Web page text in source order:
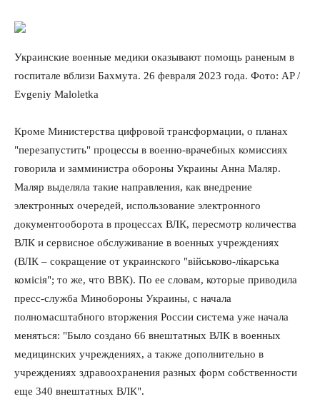
Связаться с нами
Отказ от ответственности
Подписка
Контакты
Украинские военные медики оказывают помощь раненым в
госпитале вблизи Бахмута. 26 февраля 2023 года. Фото: AP /
Evgeniy Maloletka
Кроме Министерства цифровой трансформации, о планах
"перезапустить" процессы в военно-врачебных комиссиях
говорила и замминистра обороны Украины Анна Маляр.
Маляр выделяла такие направления, как внедрение
электронных очередей, использование электронного
документооборота в процессах ВЛК, пересмотр количества
ВЛК и сервисное обслуживание в военных учреждениях
(ВЛК – сокращение от украинского "військово-лікарська
комісія"; то же, что ВВК). По ее словам, которые приводила
пресс-служба Минобороны Украины, с начала
полномасштабного вторжения России система уже начала
меняться: "Было создано 66 внештатных ВЛК в военных
медицинских учреждениях, а также дополнительно в
учреждениях здравоохранения разных форм собственности
еще 340 внештатных ВЛК".